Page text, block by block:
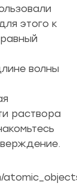
этого к
волны
раствора